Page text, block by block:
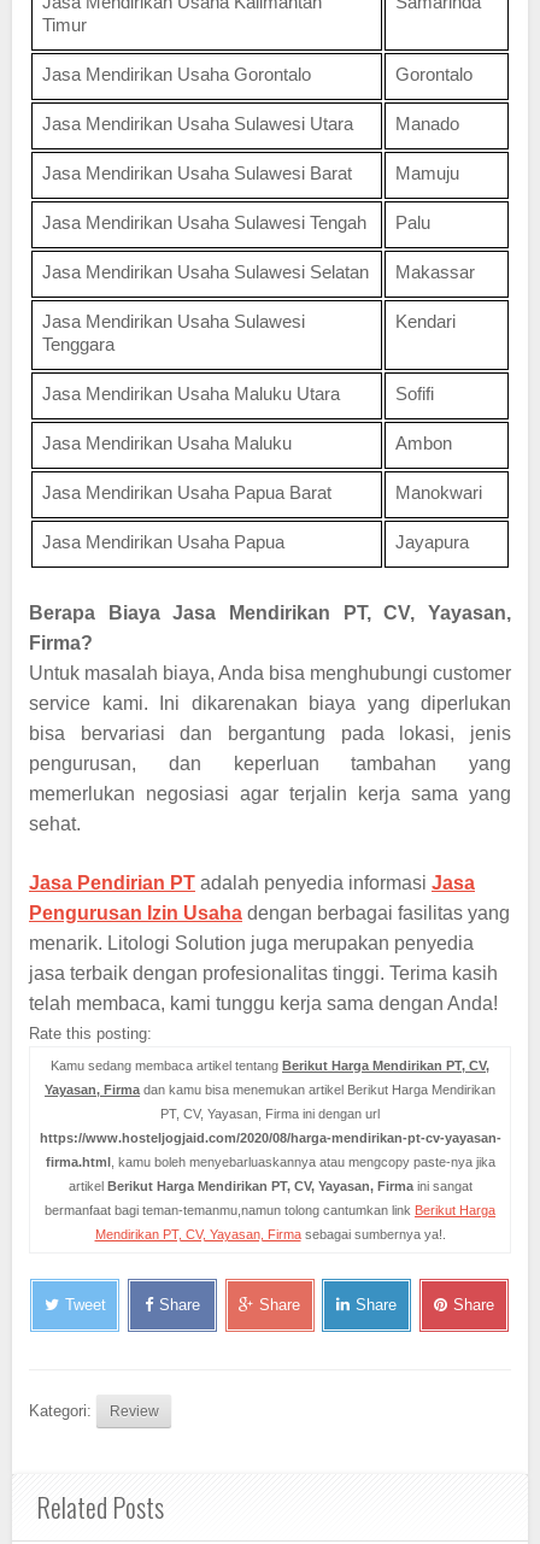
Timur
Jasa Mendirikan Usaha Gorontalo Gorontalo
Jasa Mendirikan Usaha Sulawesi Utara Manado
Jasa Mendirikan Usaha Sulawesi Barat Mamuju
Jasa Mendirikan Usaha Sulawesi Tengah Palu
Jasa Mendirikan Usaha Sulawesi Selatan Makassar
Jasa Mendirikan Usaha Sulawesi
Tenggara
Kendari
Jasa Mendirikan Usaha Maluku Utara Sofifi
Jasa Mendirikan Usaha Maluku Ambon
Jasa Mendirikan Usaha Papua Barat Manokwari
Jasa Mendirikan Usaha Papua Jayapura
Berapa Biaya Jasa Mendirikan PT, CV, Yayasan,
Firma?
Untuk masalah biaya, Anda bisa menghubungi customer
service kami. Ini dikarenakan biaya yang diperlukan
bisa bervariasi dan bergantung pada lokasi, jenis
pengurusan, dan keperluan tambahan yang
memerlukan negosiasi agar terjalin kerja sama yang
sehat.
Jasa Pendirian PT adalah penyedia informasi Jasa
Pengurusan Izin Usaha dengan berbagai fasilitas yang
menarik. Litologi Solution juga merupakan penyedia
jasa terbaik dengan profesionalitas tinggi. Terima kasih
telah membaca, kami tunggu kerja sama dengan Anda!
Rate this posting:
Kamu sedang membaca artikel tentang Berikut Harga Mendirikan PT, CV,
Yayasan, Firma dan kamu bisa menemukan artikel Berikut Harga Mendirikan
PT, CV, Yayasan, Firma ini dengan url
https://www.hosteljogjaid.com/2020/08/harga-mendirikan-pt-cv-yayasan-
firma.html, kamu boleh menyebarluaskannya atau mengcopy paste-nya jika
artikel Berikut Harga Mendirikan PT, CV, Yayasan, Firmaini sangat
bermanfaat bagi teman-temanmu,namun tolong cantumkan link Berikut Harga
Mendirikan PT, CV, Yayasan, Firmasebagai sumbernya ya!.
Tweet Share Share Share Share
Kategori: Review
Related Posts